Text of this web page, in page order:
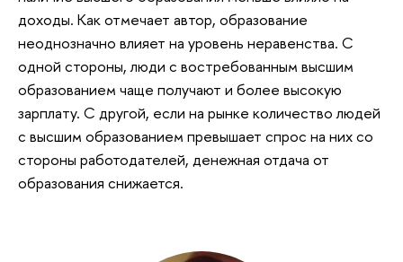
доходы. Как отмечает автор, образование
неоднозначно влияет на уровень неравенства. С
одной стороны, люди с востребованным высшим
образованием чаще получают и более высокую
зарплату. С другой, если на рынке количество людей
с высшим образованием превышает спрос на них со
стороны работодателей, денежная отдача от
образования снижается.